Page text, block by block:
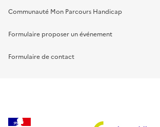
Communauté Mon Parcours Handicap
Formulaire proposer un événement
Formulaire de contact